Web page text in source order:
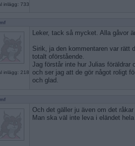
inlägg: 733
inlägg: 218
Leker, tack så mycket. Alla gåvor
Sirik, ja den kommentaren var rätt
totalt oförstående.
Jag förstår inte hur Julias föräldrar
och ser jag att de gör något roligt
och glad.
Och det gäller ju även om det
Man ska väl inte leva i eländet